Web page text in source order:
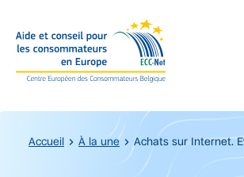
Accueil À la une Achats sur Internet.
Début du contenu principal.